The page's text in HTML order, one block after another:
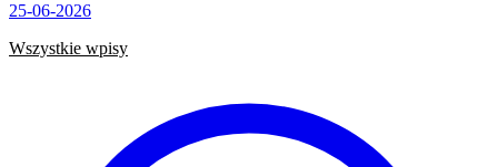
25-06-2026
Wszystkie wpisy